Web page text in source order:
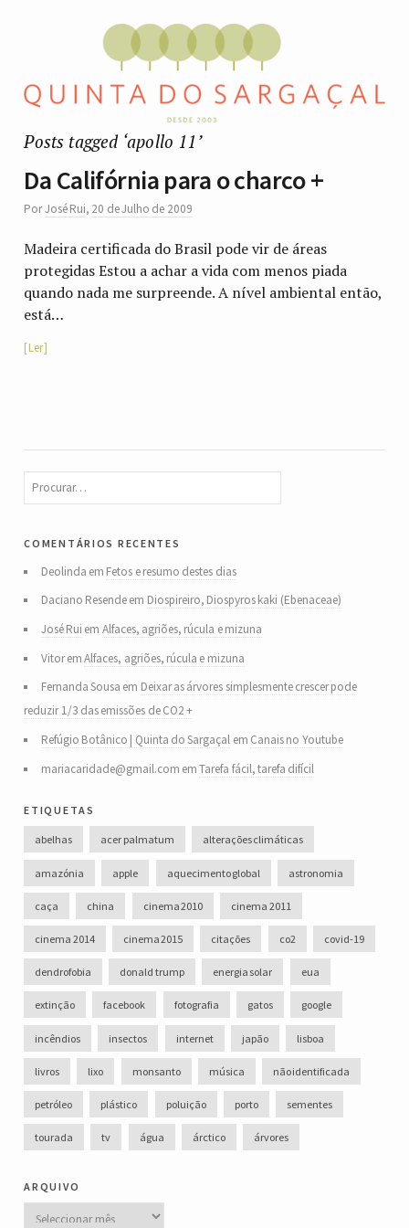
Posts tagged ‘apollo 11’
Da Califórnia para o charco +
PorJosé Rui, 20 de Julho de 2009
Madeira certificada do Brasil pode vir de áreas
protegidas Estou a achar a vida com menos piada
quando nada me surpreende. A nível ambiental então,
está…
Ler
comentários recentes
Deolinda em Fetos e resumo destes dias
Daciano Resendeem Diospireiro, Diospyros kaki (Ebenaceae)
José Rui em Alfaces, agriões, rúcula e mizuna
VitoremAlfaces, agriões, rúcula e mizuna
Fernanda Sousa em Deixar as árvores simplesmente crescer pode
reduzir 1/3 das emissões de CO2 +
Refúgio Botânico | Quinta do Sargaçal em Canais no Youtube
mariacaridade@gmail.com emTarefa fácil, tarefa difícil
etiquetas
abelhas acer palmatum alterações climáticas
amazónia apple aquecimento global astronomia
caça china cinema 2010 cinema 2011
cinema 2014 cinema 2015 citações co2 covid-19
dendrofobia donald trump energia solar eua
extinção facebook fotografia gatos google
incêndios insectos internet japão lisboa
livros lixo monsanto música não identificada
petróleo plástico poluição porto sementes
tourada tv água árctico árvores
arquivo